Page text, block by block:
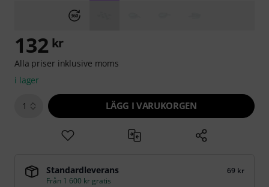
132 kr
Alla priser inklusive moms
i lager
1 LÄGG I VARUKORGEN
Standardleverans
69 kr
Från 1 600 kr gratis